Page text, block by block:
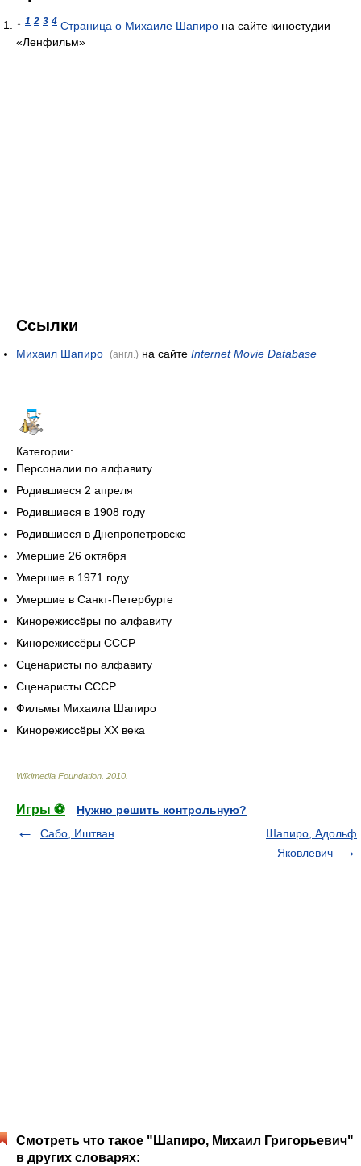
↑ 1 2 3 4 Страница о Михаиле Шапиро на сайте киностудии
«Ленфильм»
Ссылки
Михаил Шапиро (англ.) на сайте Internet Movie Database
Категории:
Персоналии по алфавиту
Родившиеся 2 апреля
Родившиеся в 1908 году
Родившиеся в Днепропетровске
Умершие 26 октября
Умершие в 1971 году
Умершие в Санкт-Петербурге
Кинорежиссёры по алфавиту
Кинорежиссёры СССР
Сценаристы по алфавиту
Сценаристы СССР
Фильмы Михаила Шапиро
Кинорежиссёры XX века
Wikimedia Foundation 2010
Игры ⚽
Нужно решить контрольную?
Сабо, Иштван
Шапиро, Адольф
Яковлевич
Смотреть что такое "Шапиро, Михаил Григорьевич"
в других словарях: